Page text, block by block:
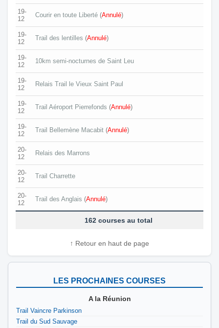
LES PROCHAINES COURSES
A la Réunion
Trail Vaincre Parkinson
Trail du Sud Sauvage
19-
12
Courir en toute Liberté (Annulé)
19-
12
Trail des lentilles (Annulé)
19-
12
10km semi-nocturnes de Saint Leu
19-
12
Relais Trail le Vieux Saint Paul
19-
12
Trail Aéroport Pierrefonds (Annulé)
19-
12
Trail Bellemène Macabit (Annulé)
20-
12
Relais des Marrons
20-
12
Trail Charrette
20-
12
Trail des Anglais (Annulé)
162 courses au total
↑ Retour en haut de page